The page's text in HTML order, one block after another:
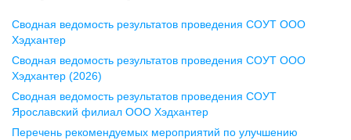
Воронеж
ул. Комиссаржевской, д. 10,
офис 1212
+7 473 280-05-05
pr@vrn.hh.ru
Сводная ведомость результатов проведения СОУТ ООО
Хэдхантер
Сводная ведомость результатов проведения СОУТ ООО
Хэдхантер (2026)
Сводная ведомость результатов проведения СОУТ
Ярославский филиал ООО Хэдхантер
Перечень рекомендуемых мероприятий по улучшению